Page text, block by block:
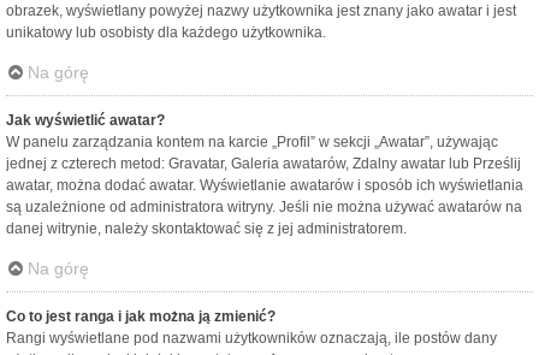
obrazek, wyświetlany powyżej nazwy użytkownika jest znany jako awatar i jest
unikatowy lub osobisty dla każdego użytkownika.
Na górę
Jak wyświetlić awatar?
W panelu zarządzania kontem na karcie „Profil” w sekcji „Awatar”, używając
jednej z czterech metod: Gravatar, Galeria awatarów, Zdalny awatar lub Prześlij
awatar, można dodać awatar. Wyświetlanie awatarów i sposób ich wyświetlania
są uzależnione od administratora witryny. Jeśli nie można używać awatarów na
danej witrynie, należy skontaktować się z jej administratorem.
Na górę
Co to jest ranga i jak można ją zmienić?
Rangi wyświetlane pod nazwami użytkowników oznaczają, ile postów dany